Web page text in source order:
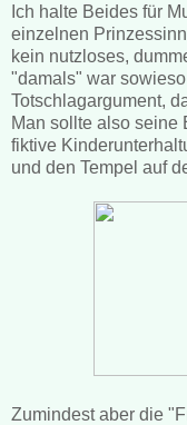
Ich halte Beides für
einzelnen
kein nutzloses,
"damals" war
Totschlagargument,
Man sollte also seine
fiktive
und den Tempel auf
Zumindest aber die